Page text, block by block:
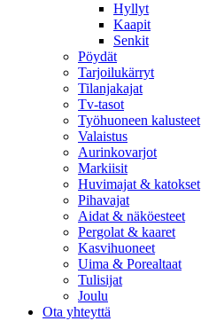
Hyllyt
Kaapit
Senkit
Pöydät
Tarjoilukärryt
Tilanjakajat
Tv-tasot
Työhuoneen kalusteet
Valaistus
Aurinkovarjot
Markiisit
Huvimajat & katokset
Pihavajat
Aidat & näköesteet
Pergolat & kaaret
Kasvihuoneet
Uima & Porealtaat
Tulisijat
Joulu
Ota yhteyttä